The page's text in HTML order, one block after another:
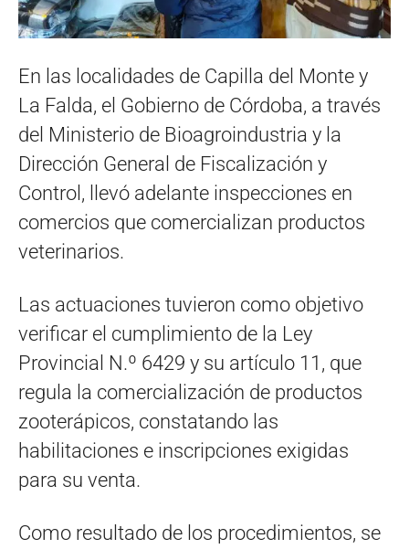
En las localidades de Capilla del Monte y
La Falda, el Gobierno de Córdoba, a través
del Ministerio de Bioagroindustria y la
Dirección General de Fiscalización y
Control, llevó adelante inspecciones en
comercios que comercializan productos
veterinarios.
Las actuaciones tuvieron como objetivo
verificar el cumplimiento de la Ley
Provincial N.º 6429 y su artículo 11, que
regula la comercialización de productos
zooterápicos, constatando las
habilitaciones e inscripciones exigidas
para su venta.
Como resultado de los procedimientos, se